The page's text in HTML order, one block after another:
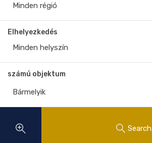
Minden régió
Elhelyezkedés
Minden helyszín
számú objektum
Search